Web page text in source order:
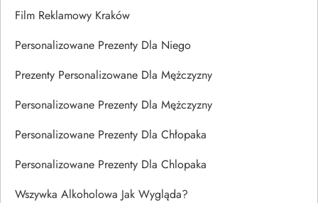
Film Reklamowy Kraków
Personalizowane Prezenty Dla Niego
Prezenty Personalizowane Dla Mężczyzny
Personalizowane Prezenty Dla Mężczyzny
Personalizowane Prezenty Dla Chłopaka
Personalizowane Prezenty Dla Chlopaka
Wszywka Alkoholowa Jak Wygląda?